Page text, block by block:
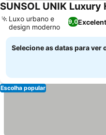
SUNSOL UNIK Luxury
9,0
Luxo urbano e
design moderno
Selecione as datas para ver
Escolha popular